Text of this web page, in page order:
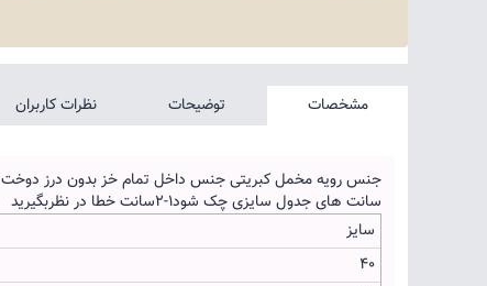
مشخصات توضیحات نظرات کاربران
جنس رویه مخمل کبریتی جنس داخل تمام خز بدون درز دوخت
سانت های جدول سایزی چک شود۱-۲سانت خطا در نظربگیرید
سایز
۴۰